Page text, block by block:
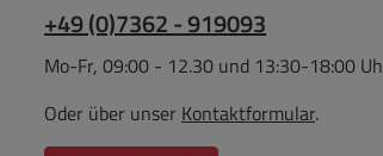
+49 (0)7362 - 919093
Mo-Fr, 09:00 - 12.30 und 13:30-18:00
Oder über unser Kontaktformular.